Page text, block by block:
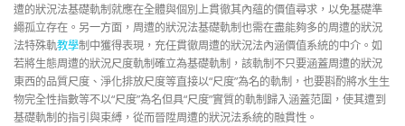
遭的狀況法基礎軌制就應在全體與個別上貫徹其內蘊的價值尋求，以免基礎準
繩孤立存在。另一方面，周遭的狀況法基礎軌制也需在盡能夠多的周遭的狀況
法特殊軌教學制中獲得表現，充任貫徹周遭的狀況法內涵價值系統的中介。如
若將生態周遭的狀況尺度軌制確立為基礎軌制，該軌制不只要涵蓋周遭的狀況
東西的品質尺度、淨化排放尺度等直接以“尺度”為名的軌制，也要斟酌將水生生
物完全性指數等不以“尺度”為名但具“尺度”實質的軌制歸入涵蓋范圍，使其遭到
基礎軌制的指引與束縛，從而晉陞周遭的狀況法系統的融貫性。